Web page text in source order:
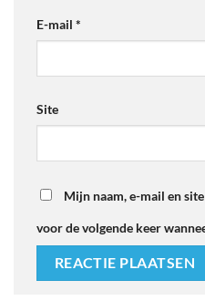
E-mail *
Site
Mijn naam, e-mail en
voor de volgende keer